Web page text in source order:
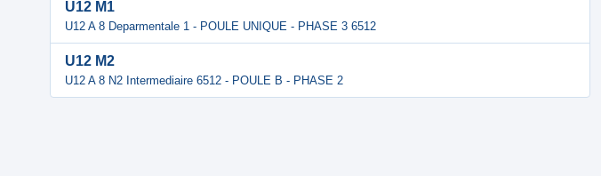
U12 M1
U12 A 8 Deparmentale 1 - POULE UNIQUE - PHASE 3 6512
U12 M2
U12 A 8 N2 Intermediaire 6512 - POULE B - PHASE 2